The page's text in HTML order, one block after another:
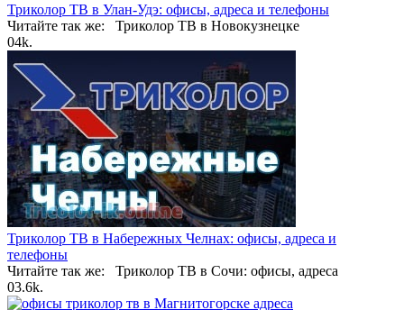
Триколор ТВ в Улан-Удэ: офисы, адреса и телефоны
Читайте так же: Триколор ТВ в Новокузнецке
04k.
Триколор ТВ в Набережных Челнах: офисы, адреса и
телефоны
Читайте так же: Триколор ТВ в Сочи: офисы, адреса
03.6k.